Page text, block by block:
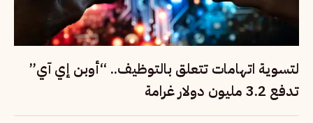
لتسوية اتهامات تتعلق بالتوظيف.. “أوبن إي آي”
تدفع 3.2 مليون دولار غرامة